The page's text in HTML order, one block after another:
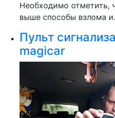
Необходимо отметить,
выше способы взлома
Пульт
magicar